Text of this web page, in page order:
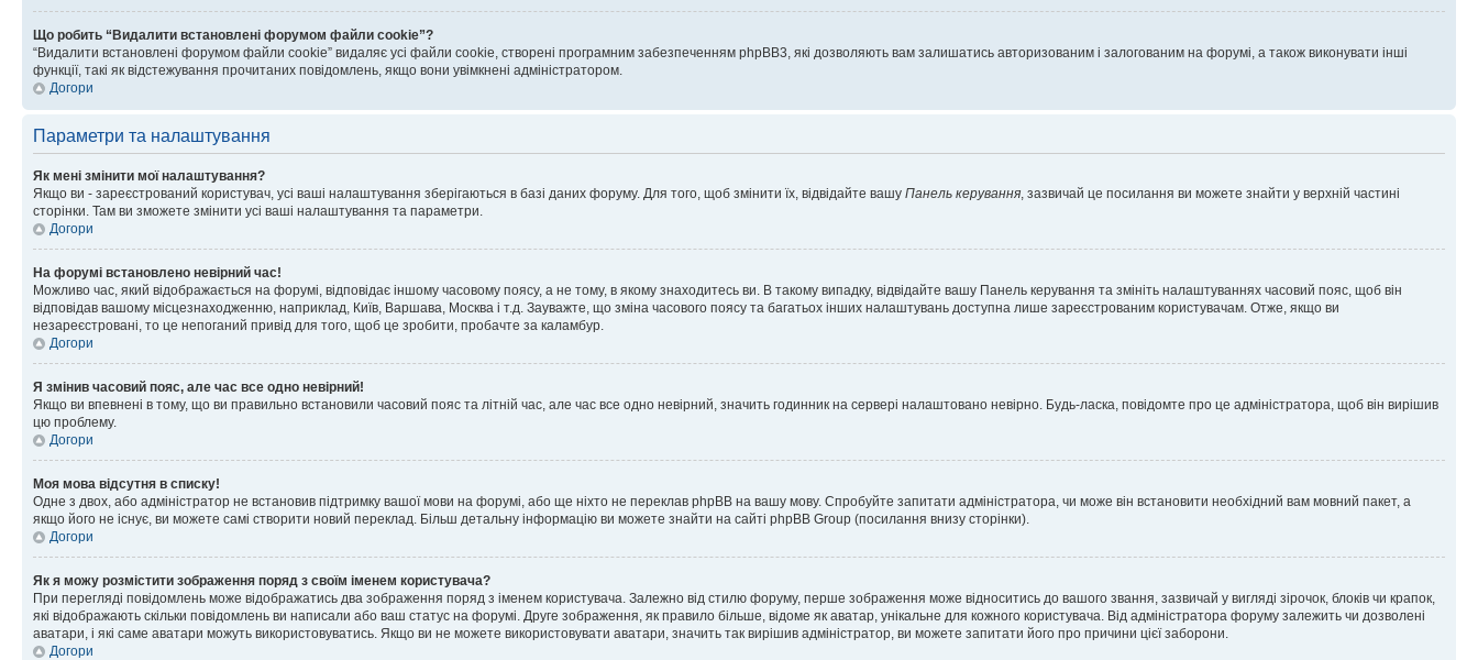
Що робить “Видалити встановлені форумом файли cookie”?
“Видалити встановлені форумом файли cookie” видаляє усі файли cookie, створені програмним забезпеченням phpBB3, які дозволяють вам залишатись авторизованим і залогованим на форумі, а також виконувати інші
функції, такі як відстежування прочитаних повідомлень, якщо вони увімкнені адміністратором.
Догори
Параметри та налаштування
Як мені змінити мої налаштування?
Якщо ви - зареєстрований користувач, усі ваші налаштування зберігаються в базі даних форуму. Для того, щоб змінити їх, відвідайте вашу Панель керування , зазвичай це посилання ви можете знайти у верхній частині
сторінки. Там ви зможете змінити усі ваші налаштування та параметри.
Догори
На форумі встановлено невірний час!
Можливо час, який відображається на форумі, відповідає іншому часовому поясу, а не тому, в якому знаходитесь ви. В такому випадку, відвідайте вашу Панель керування та змініть налаштуваннях часовий пояс, щоб він
відповідав вашому місцезнаходженню, наприклад, Київ, Варшава, Москва і т.д. Зауважте, що зміна часового поясу та багатьох інших налаштувань доступна лише зареєстрованим користувачам. Отже, якщо ви
незареєстровані, то це непоганий привід для того, щоб це зробити, пробачте за каламбур.
Догори
Я змінив часовий пояс, але час все одно невірний!
Якщо ви впевнені в тому, що ви правильно встановили часовий пояс та літній час, але час все одно невірний, значить годинник на сервері налаштовано невірно. Будь-ласка, повідомте про це адміністратора, щоб він вирішив
цю проблему.
Догори
Моя мова відсутня в списку!
Одне з двох, або адміністратор не встановив підтримку вашої мови на форумі, або ще ніхто не переклав phpBB на вашу мову. Спробуйте запитати адміністратора, чи може він встановити необхідний вам мовний пакет, а
якщо його не існує, ви можете самі створити новий переклад. Більш детальну інформацію ви можете знайти на сайті phpBB Group (посилання внизу сторінки).
Догори
Як я можу розмістити зображення поряд з своїм іменем користувача?
При перегляді повідомлень може відображатись два зображення поряд з іменем користувача. Залежно від стилю форуму, перше зображення може відноситись до вашого звання, зазвичай у вигляді зірочок, блоків чи крапок,
які відображають скільки повідомлень ви написали або ваш статус на форумі. Друге зображення, як правило більше, відоме як аватар, унікальне для кожного користувача. Від адміністратора форуму залежить чи дозволені
аватари, і які саме аватари можуть використовуватись. Якщо ви не можете використовувати аватари, значить так вирішив адміністратор, ви можете запитати його про причини цієї заборони.
Догори